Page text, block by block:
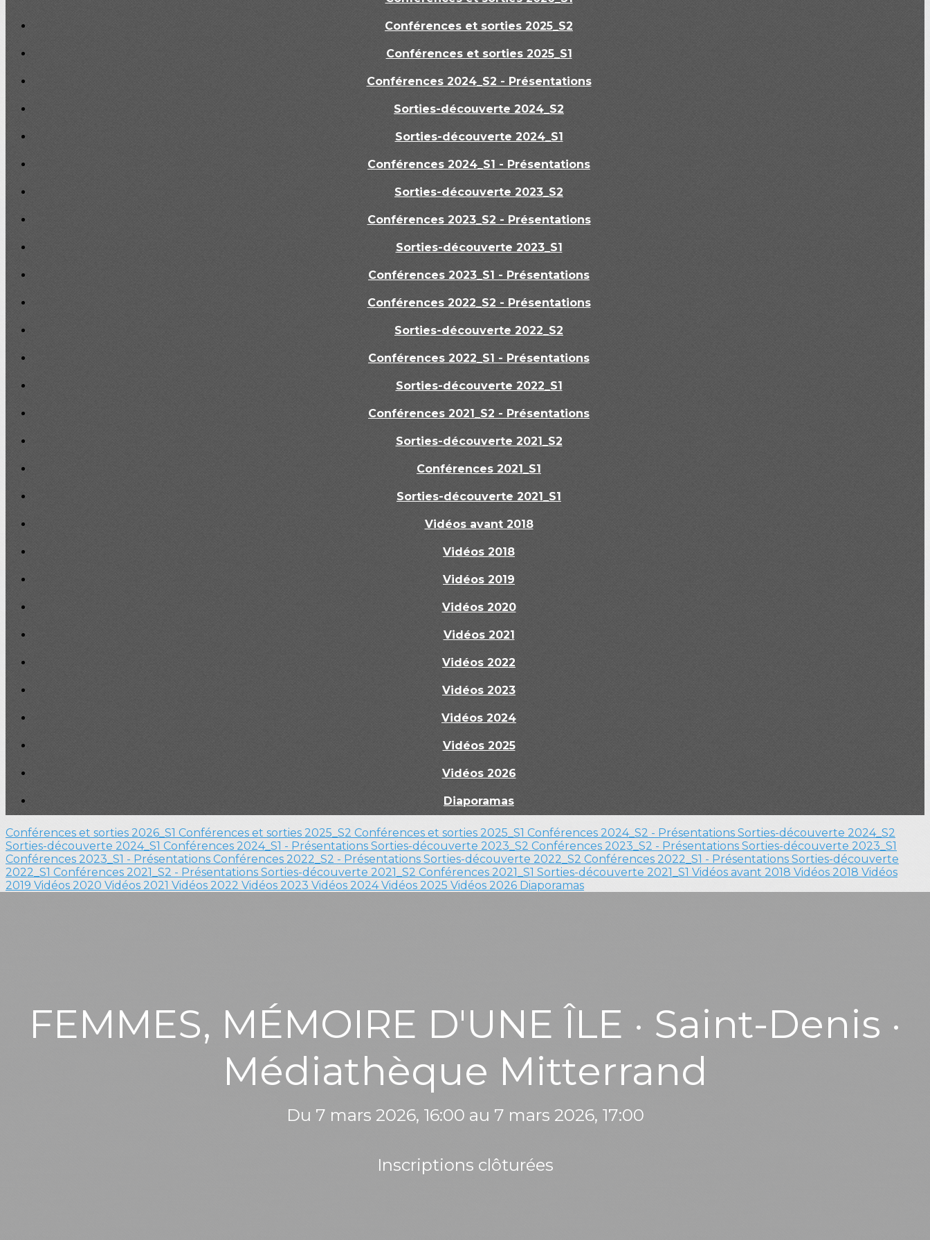
Conférences et sorties 2025_S2
Conférences et sorties 2025_S1
Conférences 2024_S2 - Présentations
Sorties-découverte 2024_S2
Sorties-découverte 2024_S1
Conférences 2024_S1 - Présentations
Sorties-découverte 2023_S2
Conférences 2023_S2 - Présentations
Sorties-découverte 2023_S1
Conférences 2023_S1 - Présentations
Conférences 2022_S2 - Présentations
Sorties-découverte 2022_S2
Conférences 2022_S1 - Présentations
Sorties-découverte 2022_S1
Conférences 2021_S2 - Présentations
Sorties-découverte 2021_S2
Conférences 2021_S1
Sorties-découverte 2021_S1
Vidéos avant 2018
Vidéos 2018
Vidéos 2019
Vidéos 2020
Vidéos 2021
Vidéos 2022
Vidéos 2023
Vidéos 2024
Vidéos 2025
Vidéos 2026
Diaporamas
Conférences et sorties 2026_S1 Conférences et sorties 2025_S2 Conférences et sorties 2025_S1 Conférences 2024_S2 - Présentations Sorties-découverte 2024_S2
Sorties-découverte 2024_S1 Conférences 2024_S1 - Présentations Sorties-découverte 2023_S2 Conférences 2023_S2 - Présentations Sorties-découverte 2023_S1
Conférences 2023_S1 - Présentations Conférences 2022_S2 - Présentations Sorties-découverte 2022_S2 Conférences 2022_S1 - Présentations Sorties-découverte
2022_S1 Conférences 2021_S2 - Présentations Sorties-découverte 2021_S2 Conférences 2021_S1 Sorties-découverte 2021_S1 Vidéos avant 2018 Vidéos 2018 Vidéos
2019 Vidéos 2020 Vidéos 2021 Vidéos 2022 Vidéos 2023 Vidéos 2024Vidéos 2025 Vidéos 2026 Diaporamas
FEMMES, MÉMOIRE D'UNE ÎLE · Saint-Denis ·
Médiathèque Mitterrand
Du 7 mars 2026, 16:00 au 7 mars 2026, 17:00
Inscriptions clôturées